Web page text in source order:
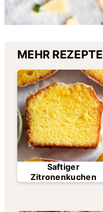
MEHR REZEPTE
Saftiger
Zitronenkuchen